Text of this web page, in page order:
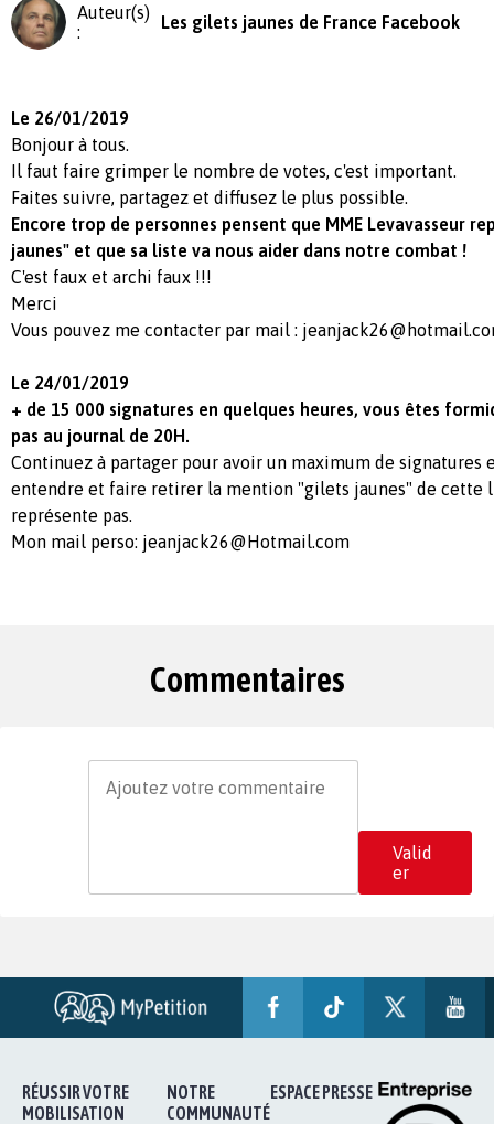
Auteur(s)
:
Les gilets jaunes de France Facebook
Le 26/01/2019
Bonjour à tous.
Il faut faire grimper le nombre de votes, c'est important.
Faites suivre, partagez et diffusez le plus possible.
Encore trop de personnes pensent que MME Levavasseur
jaunes" et que sa liste va nous aider dans notre combat !
C'est faux et archi faux !!!
Merci
Vous pouvez me contacter par mail :
Le 24/01/2019
+ de 15 000 signatures en quelques heures, vous êtes
pas au journal de 20H.
Continuez à partager pour avoir un maximum de signatures
entendre et faire retirer la mention "gilets jaunes" de cette
représente pas.
Mon mail perso: jeanjack26@Hotmail.com
Commentaires
Valid
er
RÉUSSIR VOTRE
MOBILISATION
NOTRE
COMMUNAUTÉ
ESPACE PRESSE